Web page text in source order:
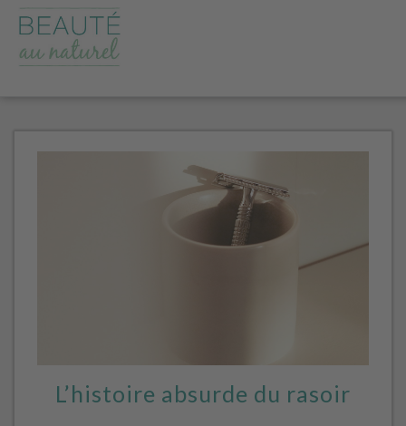
L’histoire absurde du rasoir